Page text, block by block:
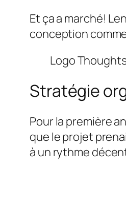
Et ça a marché!
conception
Logo
Stratégie
Pour la première
que le projet
à un rythme